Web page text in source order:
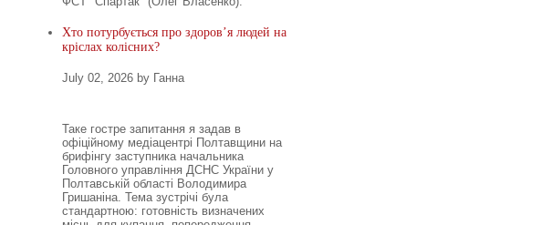
Хто потурбується про здоров’я людей на
кріслах колісних?
July 02, 2026 by Ганна
Таке гостре запитання я задав в
офіційному медіацентрі Полтавщини на
брифінгу заступника начальника
Головного управління ДСНС України у
Полтавській області Володимира
Гришаніна. Тема зустрічі була
стандартною: готовність визначених